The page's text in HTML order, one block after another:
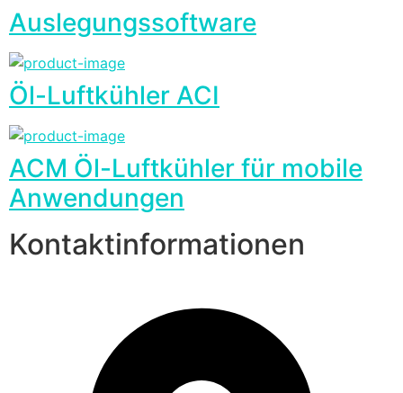
Auslegungssoftware
Öl-Luftkühler ACI
ACM Öl-Luftkühler für mobile
Anwendungen
Kontaktinformationen